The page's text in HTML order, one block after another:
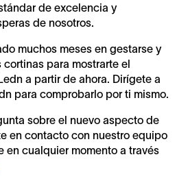
de excelencia y
de nosotros.
muchos meses en gestarse y
cortinas para mostrarte el
a partir de ahora. Dirígete a
para comprobarlo por ti mismo.
sobre el nuevo aspecto de
en contacto con nuestro equipo
en cualquier momento a través